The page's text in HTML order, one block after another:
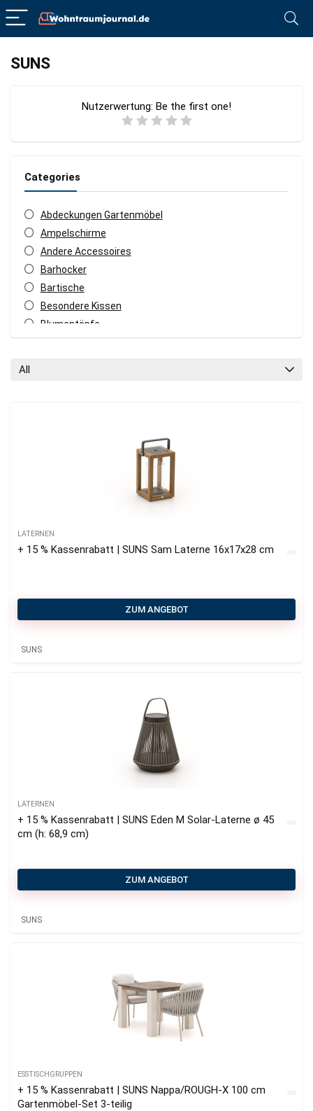
SUNS
Nutzerwertung: Be the first one!
Categories
Abdeckungen Gartenmöbel
Ampelschirme
Andere Accessoires
Barhocker
Bartische
Besondere Kissen
Blumentöpfe
Outdoor Teppiche
Sessel-Sofa Lounge-Sets
All
LATERNEN
+ 15 % Kassenrabatt | SUNS Sam Laterne 16x17x28 cm
ZUM ANGEBOT
SUNS
LATERNEN
+ 15 % Kassenrabatt | SUNS Eden M Solar-Laterne ø 45
cm (h: 68,9 cm)
ZUM ANGEBOT
SUNS
ESSTISCHGRUPPEN
+ 15 % Kassenrabatt | SUNS Nappa/ROUGH-X 100 cm
Gartenmöbel-Set 3-teilig